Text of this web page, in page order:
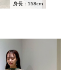
身長：158cm